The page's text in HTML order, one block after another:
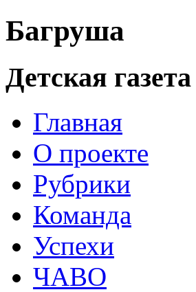
Багруша
Детская газета
Главная
О проекте
Рубрики
Команда
Успехи
ЧАВО